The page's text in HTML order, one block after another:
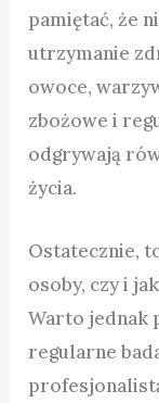
pamiętać, że
utrzymanie
owoce,
zbożowe i
odgrywają
życia.
Ostatecznie,
osoby, czy i
Warto jednak
regularne